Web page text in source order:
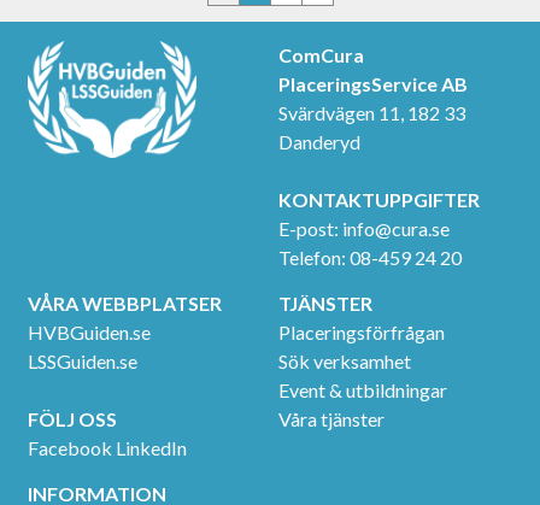
ComCura
PlaceringsService AB
Svärdvägen 11, 182 33
Danderyd
KONTAKTUPPGIFTER
E-post: info@cura.se
Telefon: 08-459 24 20
VÅRA WEBBPLATSER
HVBGuiden.se
LSSGuiden.se
FÖLJ OSS
Facebook LinkedIn
TJÄNSTER
Placeringsförfrågan
Sök verksamhet
Event & utbildningar
Våra tjänster
INFORMATION